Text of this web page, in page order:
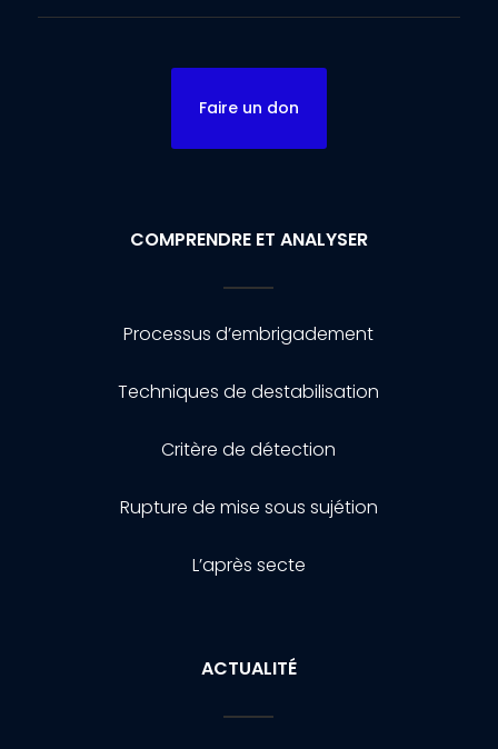
Faire un don
COMPRENDRE ET ANALYSER
Processus d’embrigadement
Techniques de destabilisation
Critère de détection
Rupture de mise sous sujétion
L’après secte
ACTUALITÉ